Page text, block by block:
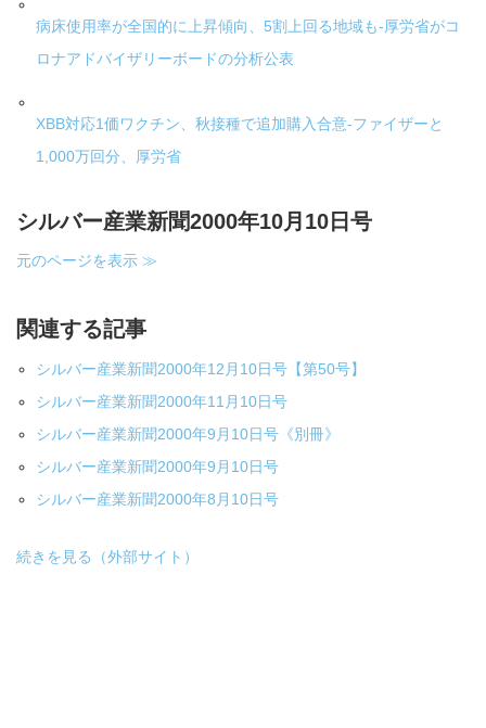
病床使用率が全国的に上昇傾向、5割上回る地域も-厚労省がコ
ロナアドバイザリーボードの分析公表
XBB対応1価ワクチン、秋接種で追加購入合意-ファイザーと
1,000万回分、厚労省
シルバー産業新聞2000年10月10日号
元のページを表示 ≫
関連する記事
シルバー産業新聞2000年12月10日号【第50号】
シルバー産業新聞2000年11月10日号
シルバー産業新聞2000年9月10日号《別冊》
シルバー産業新聞2000年9月10日号
シルバー産業新聞2000年8月10日号
続きを見る（外部サイト）